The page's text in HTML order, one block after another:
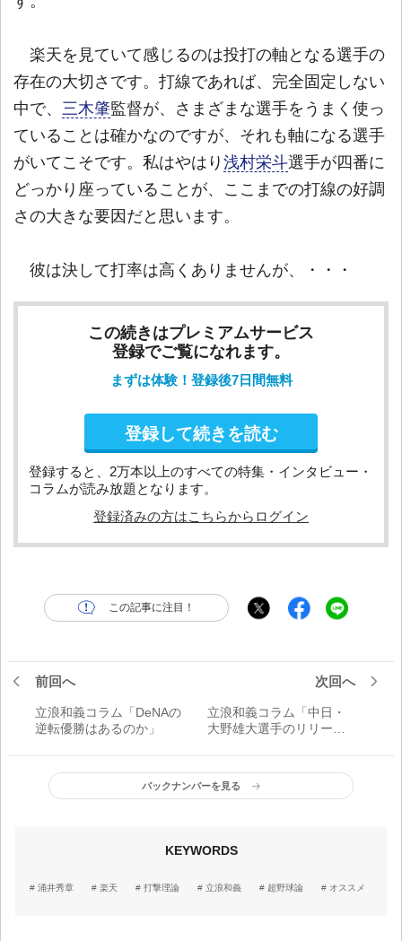
楽天を見ていて感じるのは投打の軸となる選手の
存在の大切さです。打線であれば、完全固定しない
中で、 三木肇監督が、さまざまな選手をうまく使っ
ていることは確かなのですが、それも軸になる選手
がいてこそです。私はやはり 浅村栄斗選手が四番に
どっかり座っていることが、ここまでの打線の好調
さの大きな要因だと思います。
彼は決して打率は高くありませんが、・・・
この続きはプレミアムサービス
登録でご覧になれます。
まずは体験！登録後7日間無料
登録して続きを読む
登録すると、2万本以上のすべての特集・インタビュー・
コラムが読み放題となります。
登録済みの方はこちらからログイン
この記事に注目！
前回へ
立浪和義コラム「DeNAの
逆転優勝はあるのか」
次回へ
立浪和義コラム「中日・
大野雄大選手のリリース
バックナンバーを見る
KEYWORDS
涌井秀章 楽天 打撃理論 立浪和義 超野球論 オススメ